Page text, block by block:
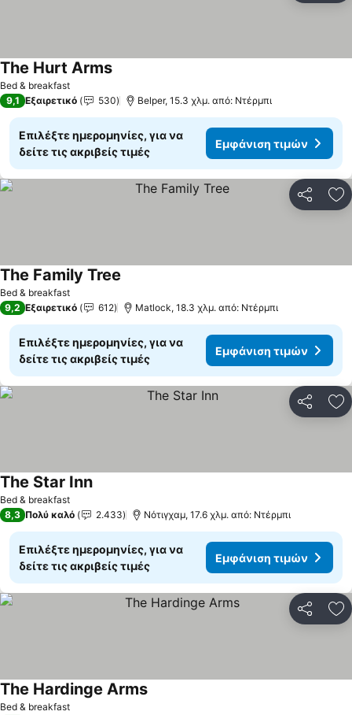
Bed & breakfast
The Hurt ArmsΕμφάνιση τιμών
9,1 Εξαιρετικό 530 Belper, 15.3 χλμ. από: Ντέρμπι
Επιλέξτε ημερομηνίες, για να
δείτε τις ακριβείς τιμές
Εμφάνιση τιμών
Bed & breakfast
The Family Tree
9,2 Εξαιρετικό 612 Matlock, 18.3 χλμ. από: Ντέρμπι
Επιλέξτε ημερομηνίες, για να
δείτε τις ακριβείς τιμές
Εμφάνιση τιμών
Bed & breakfast
The Star InnΕμφάνιση τιμών
8,3 Πολύ καλό 2.433 Νότιγχαμ, 17.6 χλμ. από: Ντέρμπι
Επιλέξτε ημερομηνίες, για να
δείτε τις ακριβείς τιμές
Εμφάνιση τιμών
Bed & breakfast
The Hardinge ArmsΕμφάνιση τιμών